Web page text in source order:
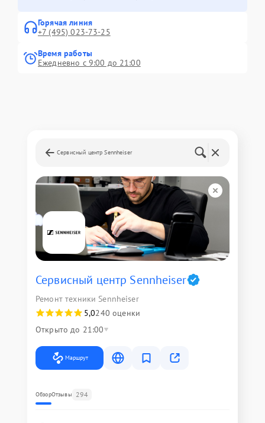
Горячая линия
+7 (495) 023-73-25
Время работы
Ежедневно с 9:00 до 21:00
Сервисный центр Sennheiser
Сервисный центр Sennheiser
Ремонт техники Sennheiser
5,0240 оценки
Открыто до 21:00
Маршрут
ОбзорОтзывы 294